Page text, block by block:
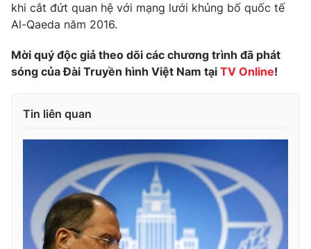
VTV Sức khoẻ Bất động sản
Thị trường 24h
Vươn mình bằng AI
VTV9 VTV8
Liên hệ tòa soạn English
khi cắt đứt quan hệ với mạng lưới khủng bố quốc tế
Al-Qaeda năm 2016.
Mời quý độc giả theo dõi các chương trình đã phát
sóng của Đài Truyền hình Việt Nam tại TV Online!
Tin liên quan